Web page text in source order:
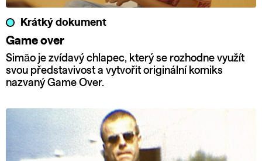
Krátký dokument
Game over
Simão je zvídavý chlapec, který se rozhodne využít
svou představivost a vytvořit originální komiks
nazvaný Game Over.